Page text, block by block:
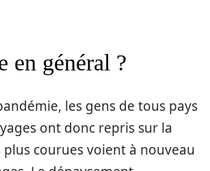
en général ?
les gens de tous pays
ont donc repris sur la
courues voient à nouveau